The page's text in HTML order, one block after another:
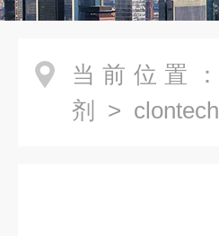
当前位置：
剂
> clontech